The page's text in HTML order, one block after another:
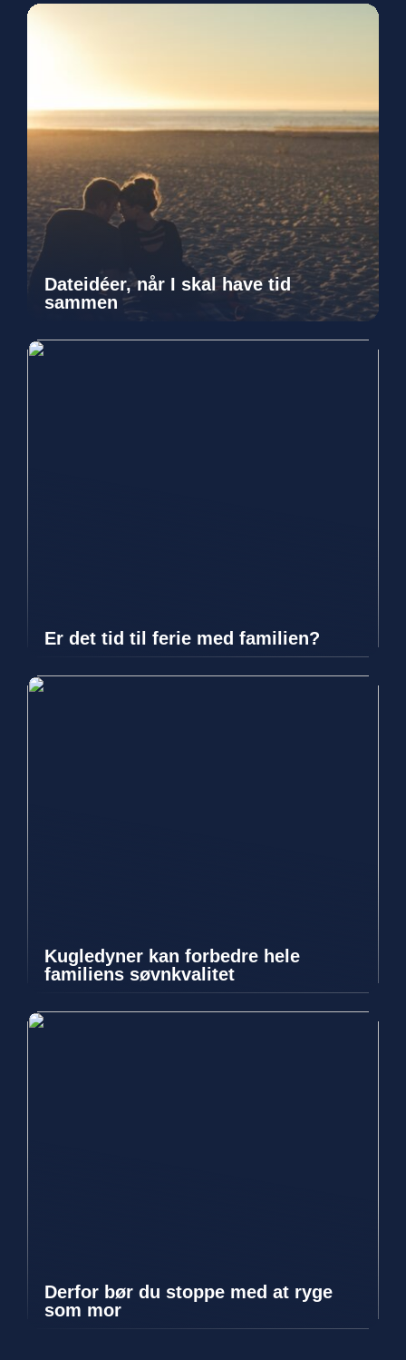
Dateidéer, når I skal have tid
sammen
Er det tid til ferie med familien?
Kugledyner kan forbedre hele
familiens søvnkvalitet
Derfor bør du stoppe med at ryge
som mor